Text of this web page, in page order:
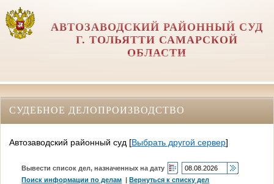
АВТОЗАВОДСКИЙ РАЙОННЫЙ СУД
Г. ТОЛЬЯТТИ САМАРСКОЙ
ОБЛАСТИ
СУДЕБНОЕ ДЕЛОПРОИЗВОДСТВО
Автозаводский районный суд [Выбрать другой сервер]
Вывести список дел, назначенных на дату
Поиск информации по делам |Вернуться к списку дел